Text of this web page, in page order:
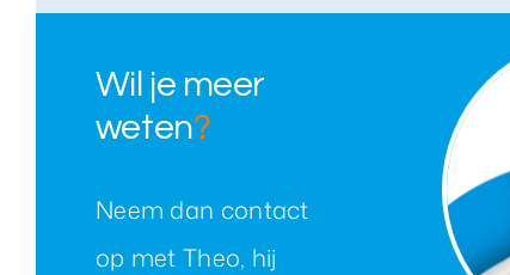
Wil je meer
weten?
Neem dan contact
op met Theo, hij